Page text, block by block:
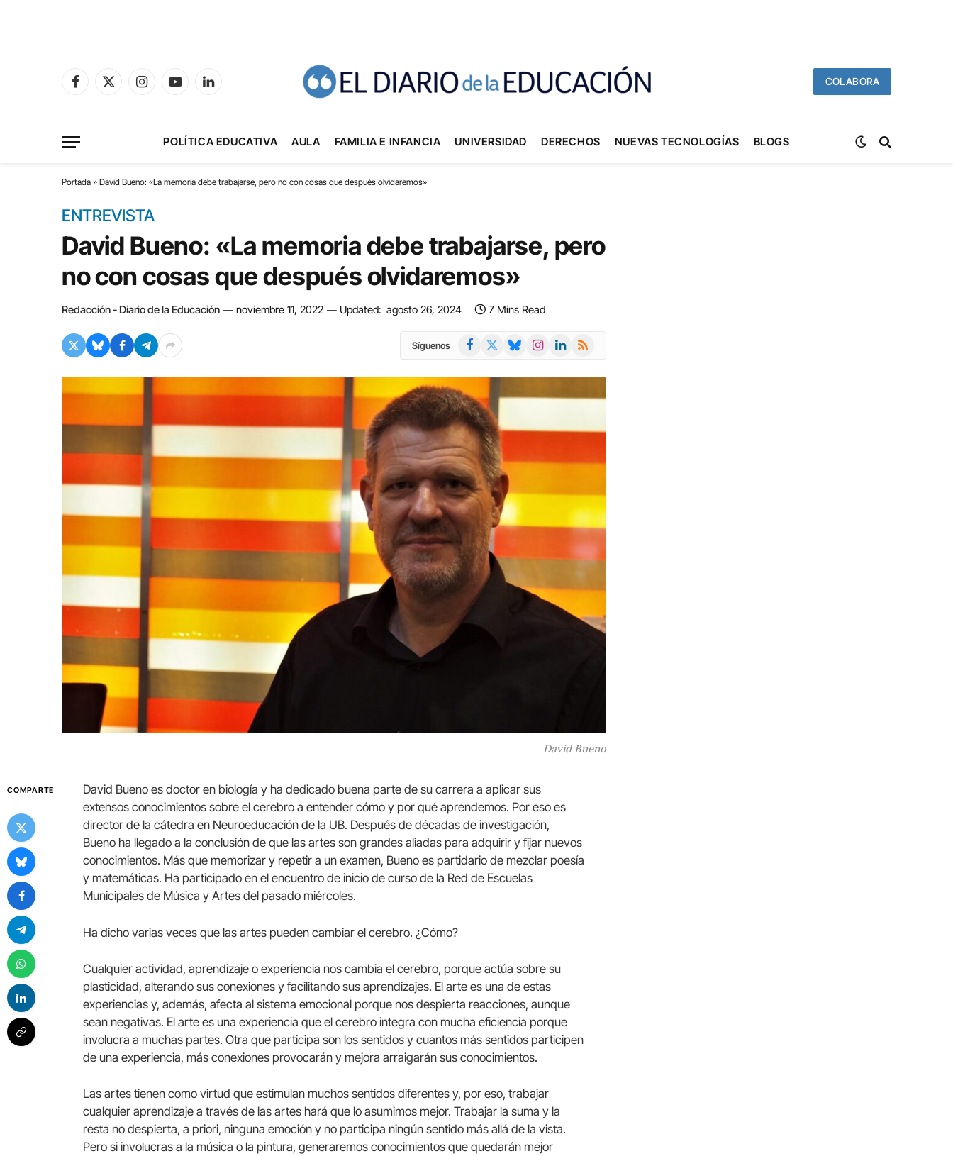
Facebook
X
InstagramYouTubeLinkedIn
COLABORA
POLÍTICA EDUCATIVA AULA FAMILIA E INFANCIA UNIVERSIDAD DERECHOS NUEVAS TECNOLOGÍAS BLOGS
Portada » David Bueno: «La memoria debe trabajarse, pero no con cosas que después olvidaremos»
ENTREVISTA
David Bueno: «La memoria debe trabajarse, pero
no con cosas que después olvidaremos»
Redacción - Diario de la Educación noviembre 11, 2022 Updated: agosto 26, 2024 7 Mins Read
Síguenos Facebook BlueskyInstagramLinkedIn
RSS
David Bueno
COMPARTE
David Bueno es doctor en biología y ha dedicado buena parte de su carrera a aplicar sus
extensos conocimientos sobre el cerebro a entender cómo y por qué aprendemos. Por eso es
director de la cátedra en Neuroeducación de la UB. Después de décadas de investigación,
Bueno ha llegado a la conclusión de que las artes son grandes aliadas para adquirir y fijar nuevos
conocimientos. Más que memorizar y repetir a un examen, Bueno es partidario de mezclar poesía
y matemáticas. Ha participado en el encuentro de inicio de curso de la Red de Escuelas
Municipales de Música y Artes del pasado miércoles.
Ha dicho varias veces que las artes pueden cambiar el cerebro. ¿Cómo?
Cualquier actividad, aprendizaje o experiencia nos cambia el cerebro, porque actúa sobre su
plasticidad, alterando sus conexiones y facilitando sus aprendizajes. El arte es una de estas
experiencias y, además, afecta al sistema emocional porque nos despierta reacciones, aunque
sean negativas. El arte es una experiencia que el cerebro integra con mucha eficiencia porque
involucra a muchas partes. Otra que participa son los sentidos y cuantos más sentidos participen
de una experiencia, más conexiones provocarán y mejora arraigarán sus conocimientos.
Las artes tienen como virtud que estimulan muchos sentidos diferentes y, por eso, trabajar
cualquier aprendizaje a través de las artes hará que lo asumimos mejor. Trabajar la suma y la
resta no despierta, a priori, ninguna emoción y no participa ningún sentido más allá de la vista.
Pero si involucras a la música o la pintura, generaremos conocimientos que quedarán mejor